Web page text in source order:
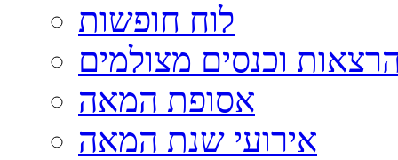
לוח חופשות
וכנסים מצולמים
אסופת המאה
אירועי שנת המאה